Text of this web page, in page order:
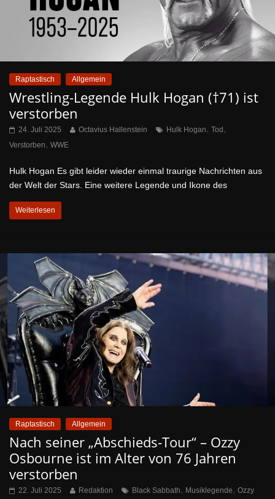
Raptastisch Allgemein
Wrestling-Legende Hulk Hogan (†71) ist
verstorben
24. Juli 2025 Octavius Hallenstein Hulk Hogan, Tod ,
Verstorben, WWE
Hulk Hogan Es gibt leider wieder einmal traurige Nachrichten aus
der Welt der Stars. Eine weitere Legende und Ikone des
Weiterlesen
Raptastisch Allgemein
Nach seiner „Abschieds-Tour“ – Ozzy
Osbourne ist im Alter von 76 Jahren
verstorben
22. Juli 2025 Redaktion Black Sabbath, Musiklegende, Ozzy